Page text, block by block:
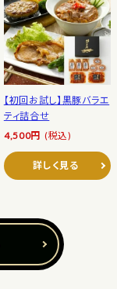
【初回お試し】黒豚バラエ
ティ詰合せ
4,500円 (税込)
詳しく見る